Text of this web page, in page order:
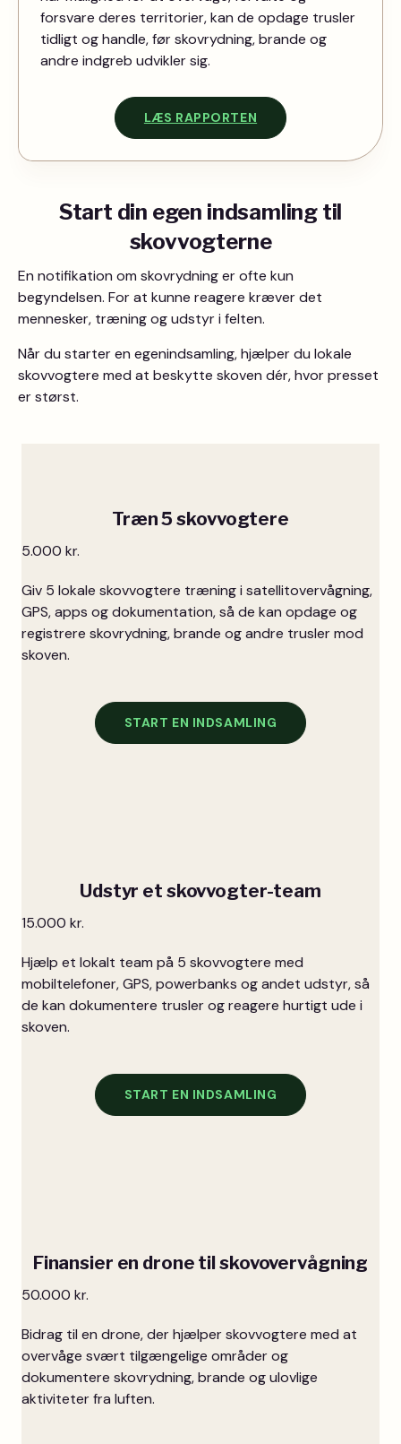
forsvare deres territorier, kan de opdage trusler
tidligt og handle, før skovrydning, brande og
andre indgreb udvikler sig.
LÆS RAPPORTEN
Start din egen indsamling til
skovvogterne
En notifikation om skovrydning er ofte kun
begyndelsen. For at kunne reagere kræver det
mennesker, træning og udstyr i felten.
Når du starter en egenindsamling, hjælper du lokale
skovvogtere med at beskytte skoven dér, hvor presset
er størst.
Træn 5 skovvogtere
5.000 kr.
Giv 5 lokale skovvogtere træning i satellitovervågning,
GPS, apps og dokumentation, så de kan opdage og
registrere skovrydning, brande og andre trusler mod
skoven.
START EN INDSAMLING
Udstyr et skovvogter-team
15.000 kr.
Hjælp et lokalt team på 5 skovvogtere med
mobiltelefoner, GPS, powerbanks og andet udstyr, så
de kan dokumentere trusler og reagere hurtigt ude i
skoven.
START EN INDSAMLING
Finansier en drone til skovovervågning
50.000 kr.
Bidrag til en drone, der hjælper skovvogtere med at
overvåge svært tilgængelige områder og
dokumentere skovrydning, brande og ulovlige
aktiviteter fra luften.